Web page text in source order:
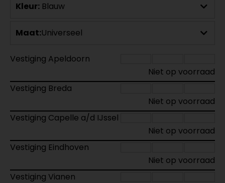
Kleur: Blauw
Maat:Universeel
Vestiging Apeldoorn
Niet op voorraad
Vestiging Breda
Niet op voorraad
Vestiging Capelle a/d IJssel
Niet op voorraad
Vestiging Eindhoven
Niet op voorraad
Vestiging Vianen